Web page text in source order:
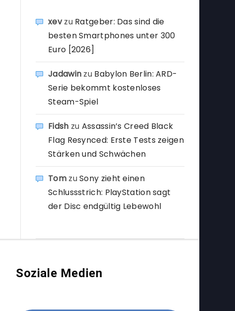
xevzu Ratgeber: Das sind die
besten Smartphones unter 300
Euro [2026]
Jadawin zu Babylon Berlin: ARD-
Serie bekommt kostenloses
Steam-Spiel
Fidsh zu Assassin’s Creed Black
Flag Resynced: Erste Tests zeigen
Stärken und Schwächen
TomzuSony zieht einen
Schlussstrich: PlayStation sagt
der Disc endgültig Lebewohl
Soziale Medien